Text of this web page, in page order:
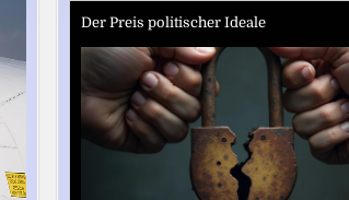
Der Preis politischer Ideale